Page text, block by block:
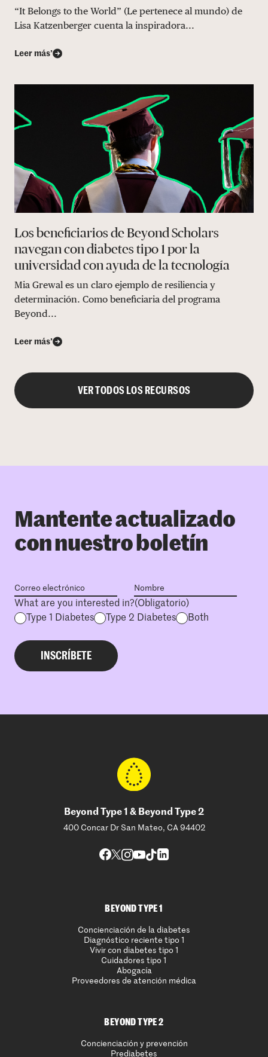
“It Belongs to the World” (Le pertenece al mundo) de
Lisa Katzenberger cuenta la inspiradora...
Leer más’
Los beneficiarios de Beyond Scholars
navegan con diabetes tipo 1 por la
universidad con ayuda de la tecnología
Mia Grewal es un claro ejemplo de resiliencia y
determinación. Como beneficiaria del programa
Beyond...
Leer más’
VER TODOS LOS RECURSOS
Mantente actualizado
con nuestro boletín
What are you interested in?(Obligatorio)
Type 1 Diabetes
Type 2 Diabetes Both
Beyond Type 1 & Beyond Type 2
400 Concar Dr San Mateo, CA 94402
BEYOND TYPE 1
Concienciación de la diabetes
Diagnóstico reciente tipo 1
Vivir con diabetes tipo 1
Cuidadores tipo 1
Abogacía
Proveedores de atención médica
BEYOND TYPE 2
Concienciación y prevención
Prediabetes